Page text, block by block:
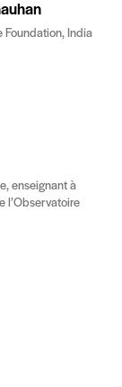
Foundation, India
enseignant à
l’Observatoire